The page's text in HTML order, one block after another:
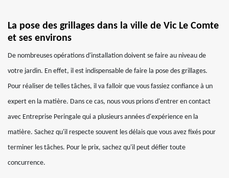
La pose des grillages dans la ville de Vic Le Comte
et ses environs
De nombreuses opérations d'installation doivent se faire au niveau de
votre jardin. En effet, il est indispensable de faire la pose des grillages.
Pour réaliser de telles tâches, il va falloir que vous fassiez confiance à un
expert en la matière. Dans ce cas, nous vous prions d'entrer en contact
avec Entreprise Peringale qui a plusieurs années d'expérience en la
matière. Sachez qu'il respecte souvent les délais que vous avez fixés pour
terminer les tâches. Pour le prix, sachez qu'il peut défier toute
concurrence.